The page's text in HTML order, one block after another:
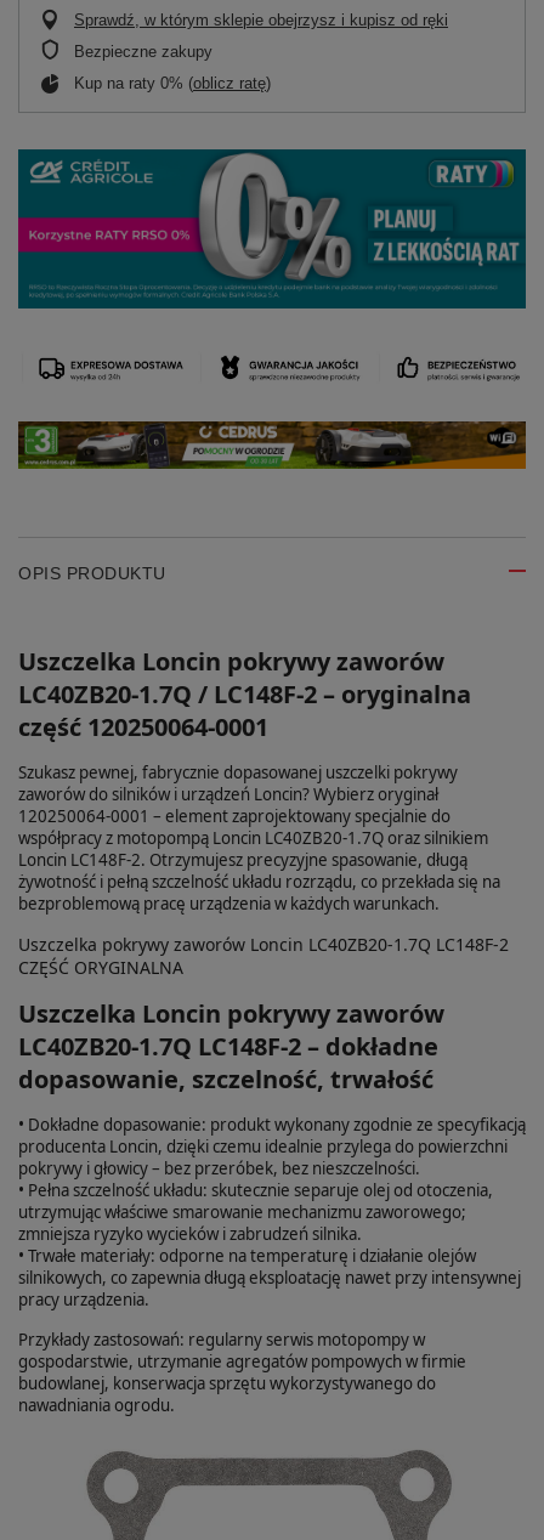
Sprawdź, w którym sklepie obejrzysz i kupisz od ręki
Bezpieczne zakupy
Kup na raty 0% (oblicz ratę)
OPIS PRODUKTU
Uszczelka Loncin pokrywy zaworów
LC40ZB20-1.7Q / LC148F-2 – oryginalna
część 120250064-0001
Szukasz pewnej, fabrycznie dopasowanej uszczelki pokrywy
zaworów do silników i urządzeń Loncin? Wybierz oryginał
120250064-0001 – element zaprojektowany specjalnie do
współpracy z motopompą Loncin LC40ZB20-1.7Q oraz silnikiem
Loncin LC148F-2. Otrzymujesz precyzyjne spasowanie, długą
żywotność i pełną szczelność układu rozrządu, co przekłada się na
bezproblemową pracę urządzenia w każdych warunkach.
Uszczelka pokrywy zaworów Loncin LC40ZB20-1.7Q LC148F-2
CZĘŚĆ ORYGINALNA
Uszczelka Loncin pokrywy zaworów
LC40ZB20-1.7Q LC148F-2 – dokładne
dopasowanie, szczelność, trwałość
• Dokładne dopasowanie: produkt wykonany zgodnie ze specyfikacją
producenta Loncin, dzięki czemu idealnie przylega do powierzchni
pokrywy i głowicy – bez przeróbek, bez nieszczelności.
• Pełna szczelność układu: skutecznie separuje olej od otoczenia,
utrzymując właściwe smarowanie mechanizmu zaworowego;
zmniejsza ryzyko wycieków i zabrudzeń silnika.
• Trwałe materiały: odporne na temperaturę i działanie olejów
silnikowych, co zapewnia długą eksploatację nawet przy intensywnej
pracy urządzenia.
Przykłady zastosowań: regularny serwis motopompy w
gospodarstwie, utrzymanie agregatów pompowych w firmie
budowlanej, konserwacja sprzętu wykorzystywanego do
nawadniania ogrodu.